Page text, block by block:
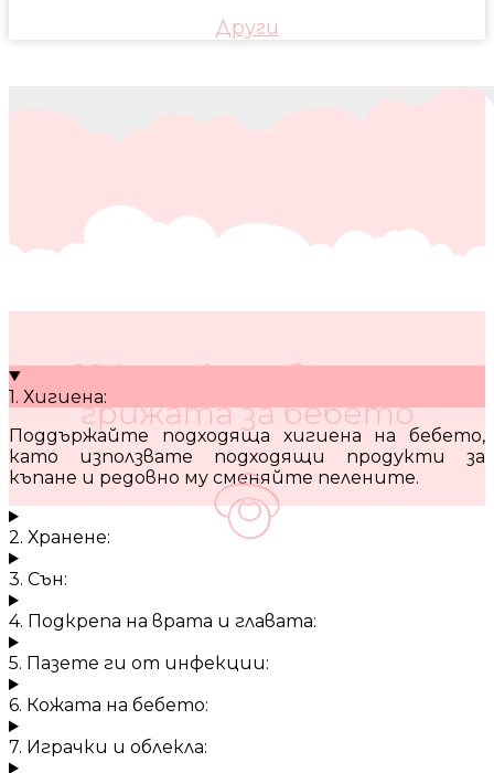
Други
10 кратки съвета за
грижата за бебето
1. Хигиена:
Поддържайте подходяща хигиена на бебето,
като използвате подходящи продукти за
къпане и редовно му сменяйте пелените.
2. Хранене:
3. Сън:
4. Подкрепа на врата и главата:
5. Пазете ги от инфекции:
6. Кожата на бебето:
7. Играчки и облекла: